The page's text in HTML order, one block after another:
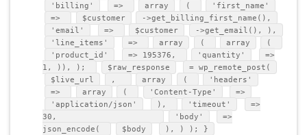
'billing'
=> array (
'first_name'
=>
$customer
->get_billing_first_name(),
'email'
=> $customer
->get_email(), ),
'line_items'
=> array ( array
(
'product_id'
=> 195376, 'quantity'
=>
1, )), );
$raw_response
= wp_remote_post(
$live_url
, array (
'headers'
=>
array ( 'Content-Type'
=>
'application/json'
), 'timeout'
=>
30,
'body'
=>
json_encode(
$body ), ) ); }